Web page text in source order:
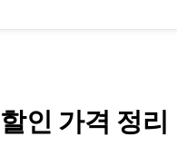
인 가격 정리